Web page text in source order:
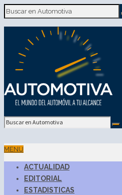
MENU
ACTUALIDAD
EDITORIAL
ESTADISTICAS